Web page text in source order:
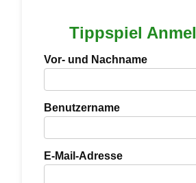
Tippspiel
Vor- und Nachname
Benutzername
E-Mail-Adresse